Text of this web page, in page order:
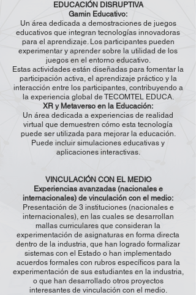
EDUCACIÓN DISRUPTIVA
Gamin Educativo:
Un área dedicada a demostraciones de juegos
educativos que integran tecnologías innovadoras
para el aprendizaje. Los participantes pueden
experimentar y aprender sobre la utilidad de los
juegos en el entorno educativo.
Estas actividades están diseñadas para fomentar la
participación activa, el aprendizaje práctico y la
interacción entre los participantes, contribuyendo a
la experiencia global de TECOMTEL EDUCA.
XR y Metaverso en la Educación:
Un área dedicada a experiencias de realidad
virtual que demuestren cómo esta tecnología
puede ser utilizada para mejorar la educación.
Puede incluir simulaciones educativas y
aplicaciones interactivas.
VINCULACIÓN CON EL MEDIO
Experiencias avanzadas (nacionales e
internacionales) de vinculación con el medio:
Presentación de 3 instituciones (nacionales e
internacionales), en las cuales se desarrollan
mallas curriculares que consideran la
experimentación de asignaturas en forma directa
dentro de la industria, que han logrado formalizar
sistemas con el Estado o han implementado
acuerdos formales con rubros específicos para la
experimentación de sus estudiantes en la industria,
o que han desarrollado otros proyectos
interesantes de vinculación con el medio.